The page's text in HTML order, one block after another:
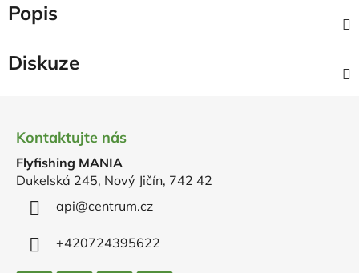
Popis
Diskuze
Kontaktujte nás
Flyfishing MANIA
Dukelská 245, Nový Jičín, 742 42
api@centrum.cz
+420724395622